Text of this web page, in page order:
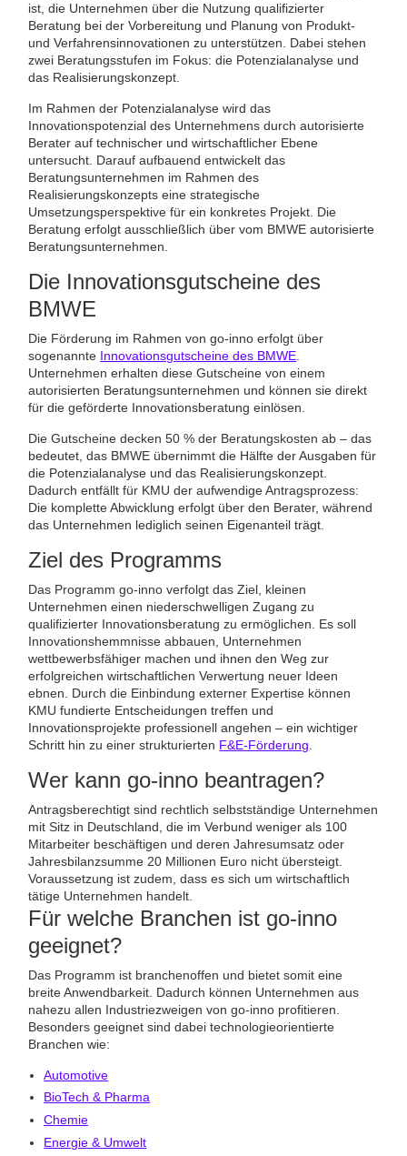
ist, die Unternehmen über die Nutzung qualifizierter
Beratung bei der Vorbereitung und Planung von Produkt-
und Verfahrensinnovationen zu unterstützen. Dabei stehen
zwei Beratungsstufen im Fokus: die Potenzialanalyse und
das Realisierungskonzept.
Im Rahmen der Potenzialanalyse wird das
Innovationspotenzial des Unternehmens durch autorisierte
Berater auf technischer und wirtschaftlicher Ebene
untersucht. Darauf aufbauend entwickelt das
Beratungsunternehmen im Rahmen des
Realisierungskonzepts eine strategische
Umsetzungsperspektive für ein konkretes Projekt. Die
Beratung erfolgt ausschließlich über vom BMWE autorisierte
Beratungsunternehmen.
Die Innovationsgutscheine des
BMWE
Die Förderung im Rahmen von go-inno erfolgt über
sogenannte Innovationsgutscheine des BMWE.
Unternehmen erhalten diese Gutscheine von einem
autorisierten Beratungsunternehmen und können sie direkt
für die geförderte Innovationsberatung einlösen.
Die Gutscheine decken 50 % der Beratungskosten ab – das
bedeutet, das BMWE übernimmt die Hälfte der Ausgaben für
die Potenzialanalyse und das Realisierungskonzept.
Dadurch entfällt für KMU der aufwendige Antragsprozess:
Die komplette Abwicklung erfolgt über den Berater, während
das Unternehmen lediglich seinen Eigenanteil trägt.
Ziel des Programms
Das Programm go-inno verfolgt das Ziel, kleinen
Unternehmen einen niederschwelligen Zugang zu
qualifizierter Innovationsberatung zu ermöglichen. Es soll
Innovationshemmnisse abbauen, Unternehmen
wettbewerbsfähiger machen und ihnen den Weg zur
erfolgreichen wirtschaftlichen Verwertung neuer Ideen
ebnen. Durch die Einbindung externer Expertise können
KMU fundierte Entscheidungen treffen und
Innovationsprojekte professionell angehen – ein wichtiger
Schritt hin zu einer strukturierten F&E-Förderung
Wer kann go-inno beantragen?
Antragsberechtigt sind rechtlich selbstständige Unternehmen
mit Sitz in Deutschland, die im Verbund weniger als 100
Mitarbeiter beschäftigen und deren Jahresumsatz oder
Jahresbilanzsumme 20 Millionen Euro nicht übersteigt.
Voraussetzung ist zudem, dass es sich um wirtschaftlich
tätige Unternehmen handelt.
Für welche Branchen ist go-inno
geeignet?
Das Programm ist branchenoffen und bietet somit eine
breite Anwendbarkeit. Dadurch können Unternehmen aus
nahezu allen Industriezweigen von go-inno profitieren.
Besonders geeignet sind dabei technologieorientierte
Branchen wie:
Automotive
BioTech & Pharma
Chemie
Energie & Umwelt